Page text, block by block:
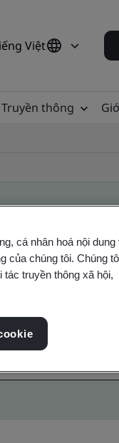
Việt
thông
cá nhân hoá nội dung
của chúng tôi. Chúng
truyền thông xã hội,